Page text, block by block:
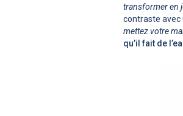
transformer en
contraste avec
mettez votre
qu’il fait de